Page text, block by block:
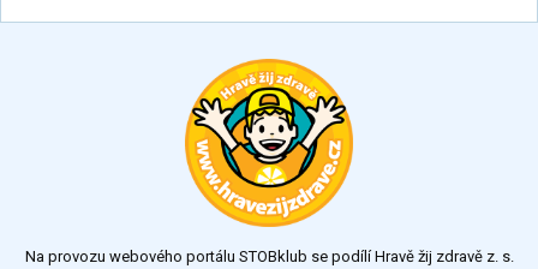
Na provozu webového portálu STOBklub se podílí Hravě žij zdravě z. s.